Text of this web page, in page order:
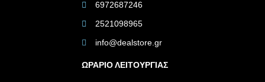
6972687246
2521098965
info@dealstore.gr
ΩΡΑΡΙΟ ΛΕΙΤΟΥΡΓΙΑΣ​